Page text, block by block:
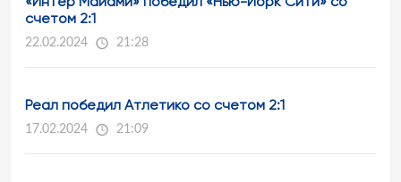
счетом 2:1
22.02.2024 21:28
Реал победил Атлетико со счетом 2:1
17.02.2024 21:09